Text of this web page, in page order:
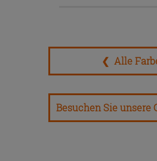
❮ Alle
Besuchen Sie unsere